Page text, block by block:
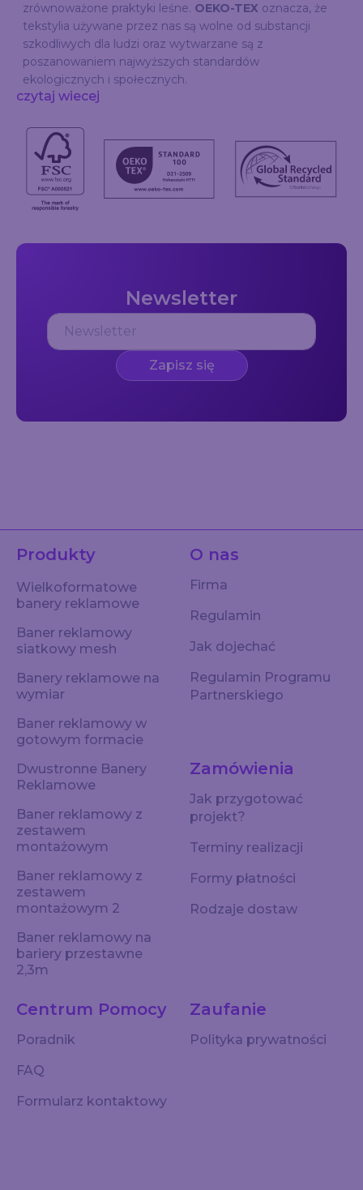
zrównoważone praktyki leśne. OEKO-TEX oznacza, że
tekstylia używane przez nas są wolne od substancji
szkodliwych dla ludzi oraz wytwarzane są z
poszanowaniem najwyższych standardów
ekologicznych i społecznych.
czytaj wiecej
Newsletter
Zapisz się
Produkty
Wielkoformatowe
banery reklamowe
Baner reklamowy
siatkowy mesh
Banery reklamowe na
wymiar
Baner reklamowy w
gotowym formacie
Dwustronne Banery
Reklamowe
Baner reklamowy z
zestawem
montażowym
Baner reklamowy z
zestawem
montażowym 2
Baner reklamowy na
bariery przestawne
2,3m
O nas
Firma
Regulamin
Jak dojechać
Regulamin Programu
Partnerskiego
Centrum Pomocy
Poradnik
FAQ
Formularz kontaktowy
Zaufanie
Polityka prywatności
Zamówienia
Jak przygotować
projekt?
Terminy realizacji
Formy płatności
Rodzaje dostaw